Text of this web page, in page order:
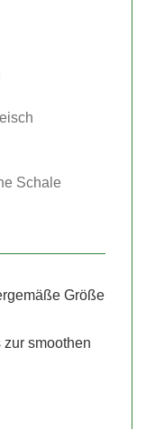
Schale
Größe
smoothen